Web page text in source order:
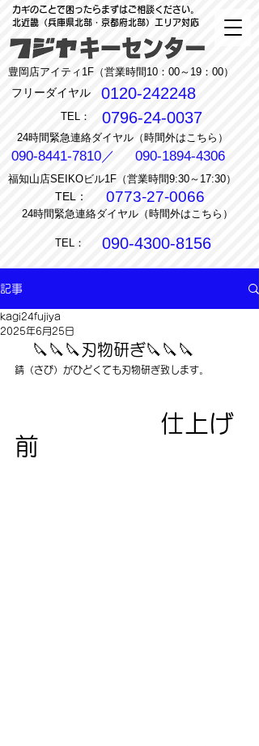
カギのことで困ったらまずはご相談ください。
北近畿（兵庫県北部・京都府北部）エリア対応
豊岡店アイティ1F（営業時間10：00～19：00）
TEL：
0796-24-0037
24時間緊急連絡ダイヤル（時間外はこちら）
090-8441-7810／ 090-1894-4306
福知山店SEIKOビル1F（営業時間9:30～17:30）
24時間緊急連絡ダイヤル（時間外はこちら）
090-4300-8156
TEL：
フリーダイヤル 0120-242248
0773-27-0066
TEL：
記事
🔪🔪🔪刃物研ぎ🔪🔪🔪
kagi24fujiya
2025年6月25日
錆（さび）がひどくても刃物研ぎ致します。
仕上げ
前